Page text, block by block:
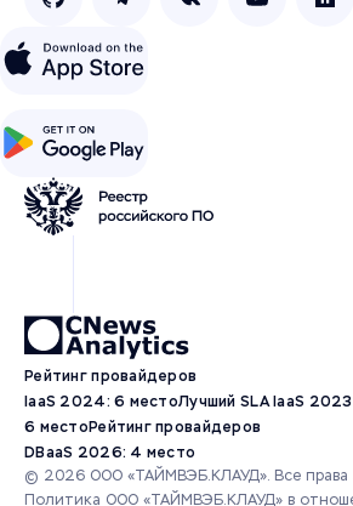
Рейтинг провайдеров
IaaS 2024: 6 местоЛучший SLA IaaS
6 местоРейтинг провайдеров
DBaaS 2026: 4 место
© 2026 ООО «ТАЙМВЭБ.КЛАУД». Все права
Политика ООО «ТАЙМВЭБ.КЛАУД» в